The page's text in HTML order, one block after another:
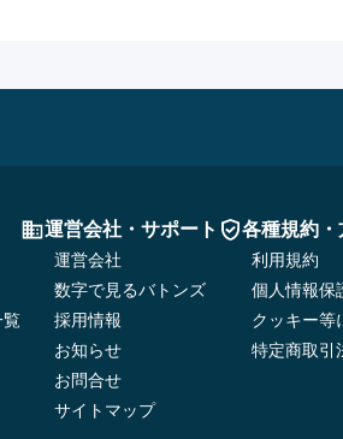
覧
運営会社・サポート
運営会社
数字で見るバトンズ
採用情報
お知らせ
お問合せ
サイトマップ
各種規約・
利用規約
個人情報保
クッキー等
特定商取引